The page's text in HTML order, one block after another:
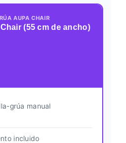
AUPA CHAIR
(55 cm de ancho)
grúa manual
incluido